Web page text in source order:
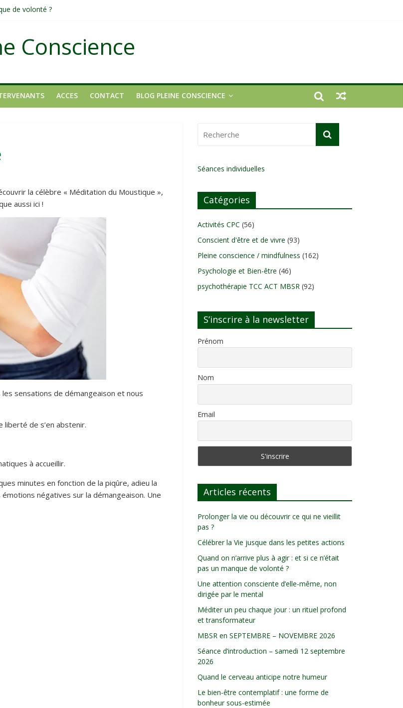
de volonté ?
Conscience
ACCES CONTACT BLOG PLEINE CONSCIENCE
la célèbre « Méditation du Moustique »,
aussi ici !
sensations de démangeaison et nous
de s’en abstenir.
à accueillir.
minutes en fonction de la piqûre, adieu la
négatives sur la démangeaison. Une
Séances individuelles
Catégories
Activités CPC (56)
Conscient d'être et de vivre (93)
Pleine conscience / mindfulness (162)
Psychologie et Bien-être (46)
psychothérapie TCC ACT MBSR (92)
S’inscrire à la newsletter
Prénom
Nom
Email
Articles récents
Prolonger la vie ou découvrir ce qui ne vieillit
pas ?
Célébrer la Vie jusque dans les petites actions
Quand on n’arrive plus à agir : et si ce n’était
pas un manque de volonté ?
Une attention consciente d’elle-même, non
dirigée par le mental
Méditer un peu chaque jour : un rituel profond
et transformateur
MBSR en SEPTEMBRE – NOVEMBRE 2026
Séance d’introduction – samedi 12 septembre
2026
Quand le cerveau anticipe notre humeur
Le bien-être contemplatif : une forme de
bonheur sous-estimée